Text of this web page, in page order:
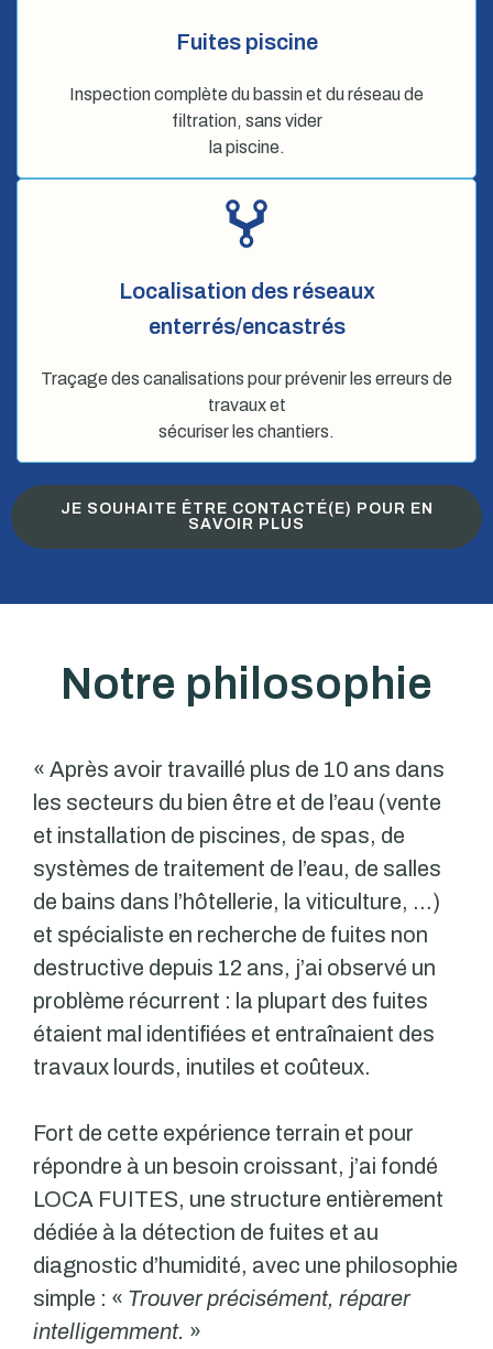
Fuites piscine
Inspection complète du bassin et du réseau de
filtration, sans vider
la piscine.
Localisation des réseaux
enterrés/encastrés
Traçage des canalisations pour prévenir les erreurs de
travaux et
sécuriser les chantiers.
JE SOUHAITE ÊTRE CONTACTÉ(E) POUR EN
SAVOIR PLUS
Notre philosophie
« Après avoir travaillé plus de 10 ans dans
les secteurs du bien être et de l’eau (vente
et installation de piscines, de spas, de
systèmes de traitement de l’eau, de salles
de bains dans l’hôtellerie, la viticulture, …)
et spécialiste en recherche de fuites non
destructive depuis 12 ans, j’ai observé un
problème récurrent : la plupart des fuites
étaient mal identifiées et entraînaient des
travaux lourds, inutiles et coûteux.
Fort de cette expérience terrain et pour
répondre à un besoin croissant, j’ai fondé
LOCA FUITES, une structure entièrement
dédiée à la détection de fuites et au
diagnostic d’humidité, avec une philosophie
simple : « Trouver précisément, réparer
intelligemment. »